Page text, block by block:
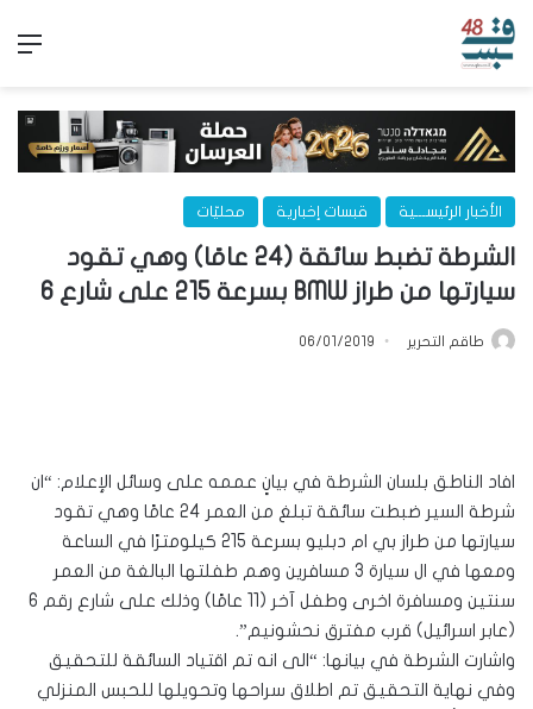
الأخبار الرئيســـية قبسات إخبارية محليّات
الشرطة تضبط سائقة (24 عامًا) وهي تقود
سيارتها من طراز BMW بسرعة 215 على شارع 6
طاقم التحرير 06/01/2019
افاد الناطق بلسان الشرطة في بيانٍ عممه على وسائل الإعلام: “ان
شرطة السير ضبطت سائقة تبلغ من العمر 24 عامًا وهي تقود
سيارتها من طراز بي ام دبليو بسرعة 215 كيلومترًا في الساعة
ومعها في ال سيارة 3 مسافرين وهم طفلتها البالغة من العمر
سنتين ومسافرة اخرى وطفل آخر (11 عامًا) وذلك على شارع رقم 6
(عابر اسرائيل) قرب مفترق نحشونيم”.
واشارت الشرطة في بيانها: “الى انه تم اقتياد السائقة للتحقيق
وفي نهاية التحقيق تم اطلاق سراحها وتحويلها للحبس المنزلي